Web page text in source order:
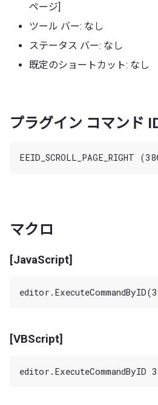
ページ]
ツール バー: なし
ステータス バー: なし
既定のショートカット: なし
プラグイン コマンド
マクロ
[JavaScript]
[VBScript]